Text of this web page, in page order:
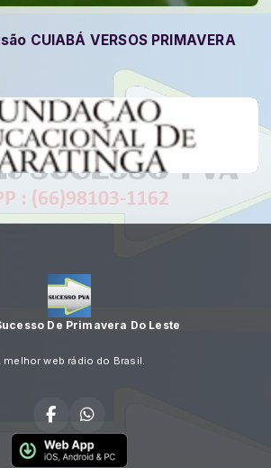
CUIABÁ VERSOS PRIMAVERA
De Primavera Do Leste
melhor web rádio do Brasil.